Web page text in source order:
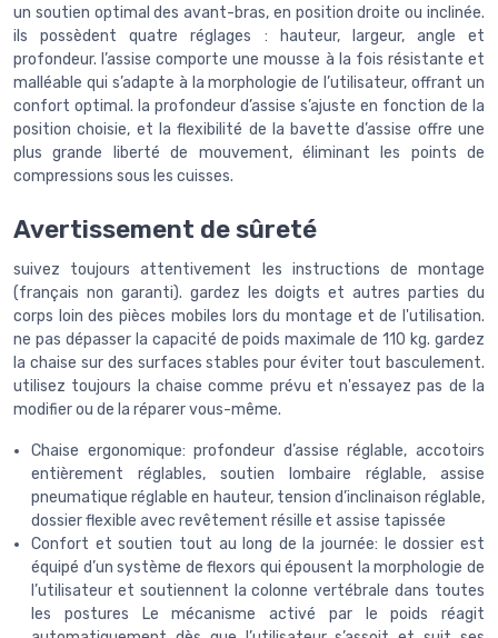
un soutien optimal des avant-bras, en position droite ou inclinée.
ils possèdent quatre réglages : hauteur, largeur, angle et
profondeur. l’assise comporte une mousse à la fois résistante et
malléable qui s’adapte à la morphologie de l’utilisateur, offrant un
confort optimal. la profondeur d’assise s’ajuste en fonction de la
position choisie, et la flexibilité de la bavette d’assise offre une
plus grande liberté de mouvement, éliminant les points de
compressions sous les cuisses.
Avertissement de sûreté
suivez toujours attentivement les instructions de montage
(français non garanti). gardez les doigts et autres parties du
corps loin des pièces mobiles lors du montage et de l'utilisation.
ne pas dépasser la capacité de poids maximale de 110 kg. gardez
la chaise sur des surfaces stables pour éviter tout basculement.
utilisez toujours la chaise comme prévu et n'essayez pas de la
modifier ou de la réparer vous-même.
Chaise ergonomique: profondeur d’assise réglable, accotoirs
entièrement réglables, soutien lombaire réglable, assise
pneumatique réglable en hauteur, tension d’inclinaison réglable,
dossier flexible avec revêtement résille et assise tapissée
Confort et soutien tout au long de la journée: le dossier est
équipé d’un système de flexors qui épousent la morphologie de
l’utilisateur et soutiennent la colonne vertébrale dans toutes
les postures Le mécanisme activé par le poids réagit